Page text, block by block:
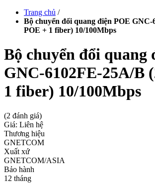
Trang chủ /
Bộ chuyển đổi quang điện POE GNC-
POE + 1 fiber) 10/100Mbps
Bộ chuyển đổi quang
GNC-6102FE-25A/B
1 fiber) 10/100Mbps
(2 đánh giá)
Giá: Liên hệ
Thương hiệu
GNETCOM
Xuất xứ
GNETCOM/ASIA
Bảo hành
12 tháng